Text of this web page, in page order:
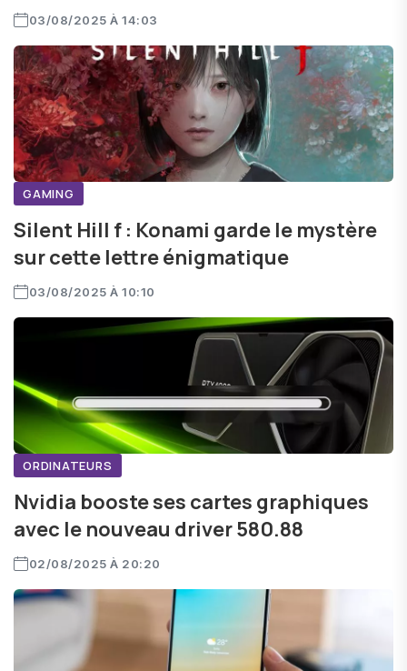
03/08/2025 À 14:03
GAMING
Silent Hill f : Konami garde le mystère
sur cette lettre énigmatique
03/08/2025 À 10:10
ORDINATEURS
Nvidia booste ses cartes graphiques
avec le nouveau driver 580.88
02/08/2025 À 20:20